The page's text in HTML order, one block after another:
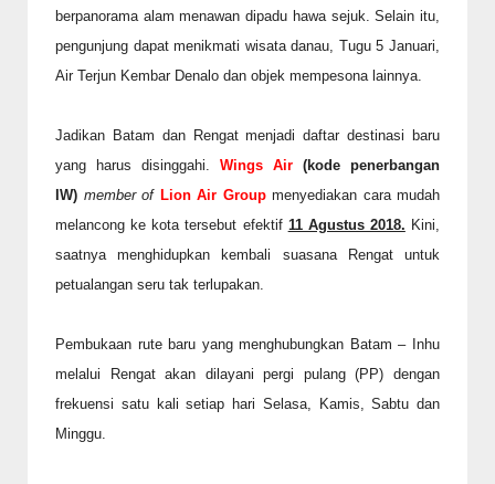
berpanorama alam menawan dipadu hawa sejuk. Selain itu,
pengunjung dapat menikmati wisata danau, Tugu 5 Januari,
Air Terjun Kembar Denalo dan objek mempesona lainnya.
Jadikan Batam dan Rengat menjadi daftar destinasi baru
yang harus disinggahi. Wings Air (kode penerbangan
IW) member of Lion Air Group menyediakan cara mudah
melancong ke kota tersebut efektif 11 Agustus 2018. Kini,
saatnya menghidupkan kembali suasana Rengat untuk
petualangan seru tak terlupakan.
Pembukaan rute baru yang menghubungkan Batam – Inhu
melalui Rengat akan dilayani pergi pulang (PP) dengan
frekuensi satu kali setiap hari Selasa, Kamis, Sabtu dan
Minggu.